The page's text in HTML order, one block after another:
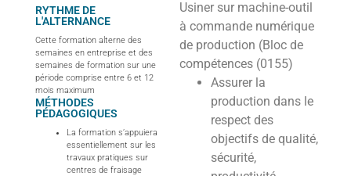
RYTHME DE
L'ALTERNANCE
Cette formation alterne des
semaines en entreprise et des
semaines de formation sur une
période comprise entre 6 et 12
mois maximum
MÉTHODES
PÉDAGOGIQUES
La formation s’appuiera
essentiellement sur les
travaux pratiques sur
centres de fraisage
Usiner sur machine-outil
à commande numérique
de production (Bloc de
compétences (0155)
Assurer la
production dans le
respect des
objectifs de qualité,
sécurité,